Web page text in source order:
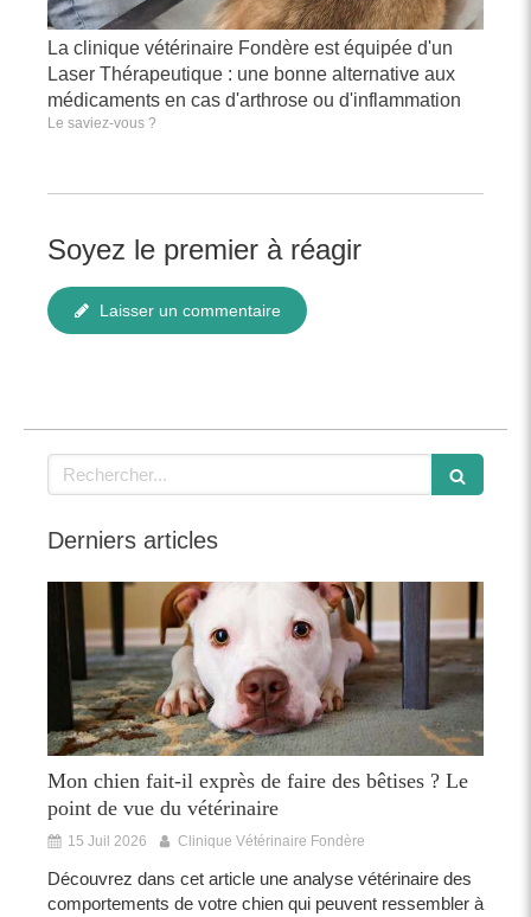
La clinique vétérinaire Fondère est équipée d'un
Laser Thérapeutique : une bonne alternative aux
médicaments en cas d'arthrose ou d'inflammation
Le saviez-vous ?
Soyez le premier à réagir
Laisser un commentaire
Rechercher
Derniers articles
Mon chien fait-il exprès de faire des bêtises ? Le
point de vue du vétérinaire
15 Juil 2026 Clinique Vétérinaire Fondère
Découvrez dans cet article une analyse vétérinaire des
comportements de votre chien qui peuvent ressembler à